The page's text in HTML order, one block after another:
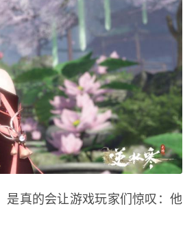
是真的会让游戏玩家们惊叹：他